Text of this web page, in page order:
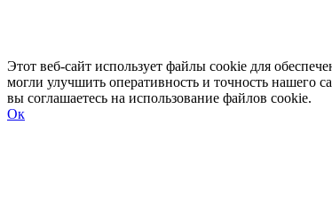
Этот веб-сайт использует файлы cookie для
могли улучшить оперативность и точность нашего
вы соглашаетесь на использование файлов cookie.
Ок